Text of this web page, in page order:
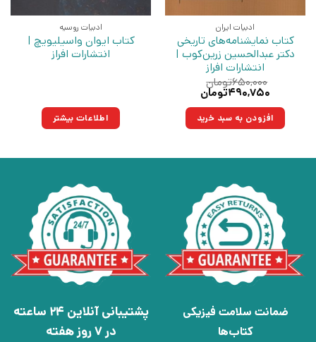
ادبیات ایران
کتاب نمایشنامه‌های تاریخی
دکتر عبدالحسین زرین‌کوب |
انتشارات افراز
۶۵۰,۰۰۰تومان
قیمت
۶۵۰,۰۰۰تومان
بود.
۴۹۰,۷۵۰تومان
۴۹۰,۷۵۰تومان.افزودن به سبد خرید
ادبیات روسیه
کتاب ایوان واسیلیویچ |
انتشارات افراز
اطلاعات بیشتر
ضمانت سلامت فیزیکی
کتاب‌ها
پشتیبانی آنلاین 24 ساعته
در 7 روز هفته